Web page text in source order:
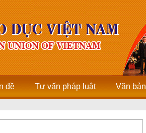
đề Tư vấn pháp luật Văn bản